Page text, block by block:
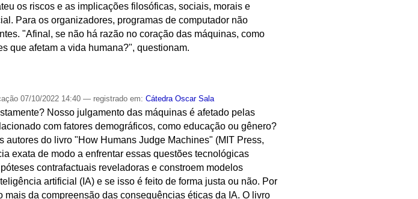
os riscos e as implicações filosóficas, sociais, morais e
Para os organizadores, programas de computador não
"Afinal, se não há razão no coração das máquinas, como
que afetam a vida humana?", questionam.
07/10/2022 14:40— registrado em:Cátedra Oscar Sala
Nosso julgamento das máquinas é afetado pelas
com fatores demográficos, como educação ou gênero?
do livro "How Humans Judge Machines" (MIT Press,
exata de modo a enfrentar essas questões tecnológicas
contrafactuais reveladoras e constroem modelos
artificial (IA) e se isso é feito de forma justa ou não. Por
da compreensão das consequências éticas da IA. O livro